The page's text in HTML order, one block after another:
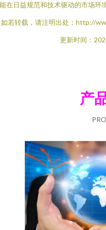
在日益规范和技术驱动的市场环
如若转载，请注明出处：http://
更新时间：
产